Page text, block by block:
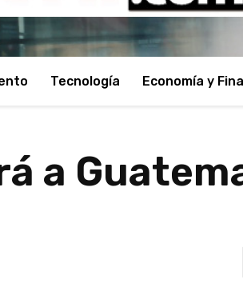
Tecnología Economía y
a